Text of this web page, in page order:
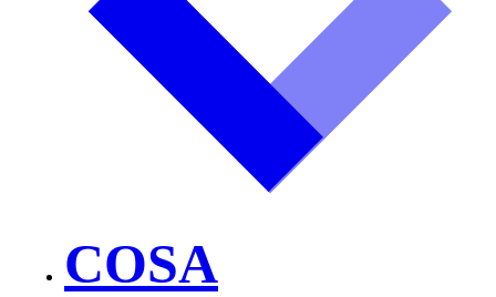
COSA